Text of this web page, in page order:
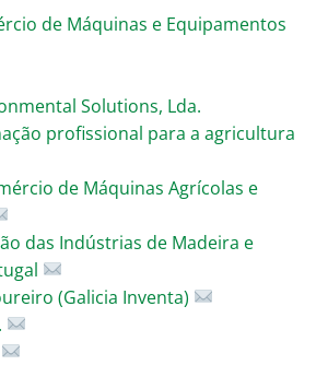
de Máquinas e Equipamentos
Solutions, Lda.
profissional para a agricultura
de Máquinas Agrícolas e
das Indústrias de Madeira e
(Galicia Inventa)